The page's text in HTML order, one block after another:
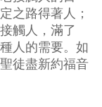
之路得著人；
觸人，滿了
人的需要。如
徒盡新約福音